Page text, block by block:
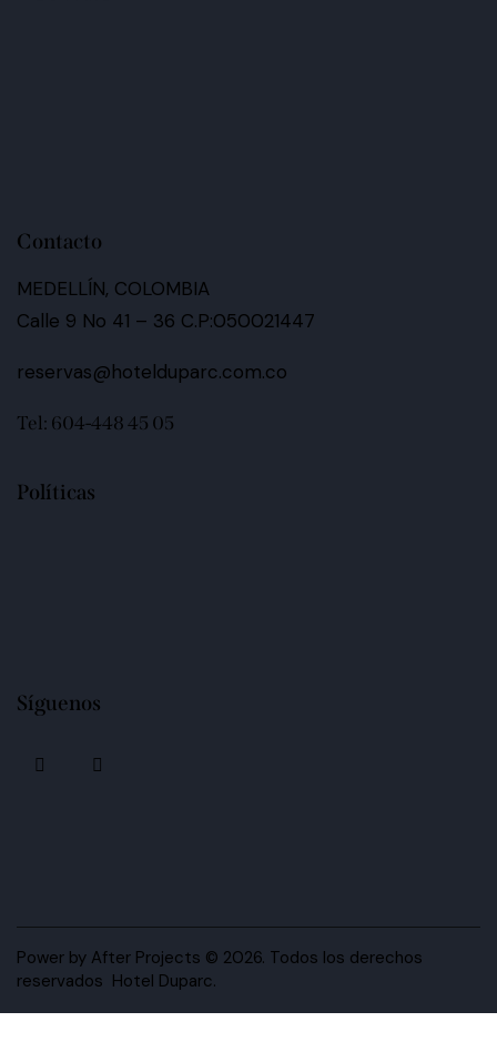
Contacto
MEDELLÍN, COLOMBIA
Calle 9 No 41 – 36 C.P:050021447
reservas@hotelduparc.com.co
Tel: 604-448 45 05
Políticas
Síguenos
Power by After Projects © 2026. Todos los derechos
reservados Hotel Duparc.